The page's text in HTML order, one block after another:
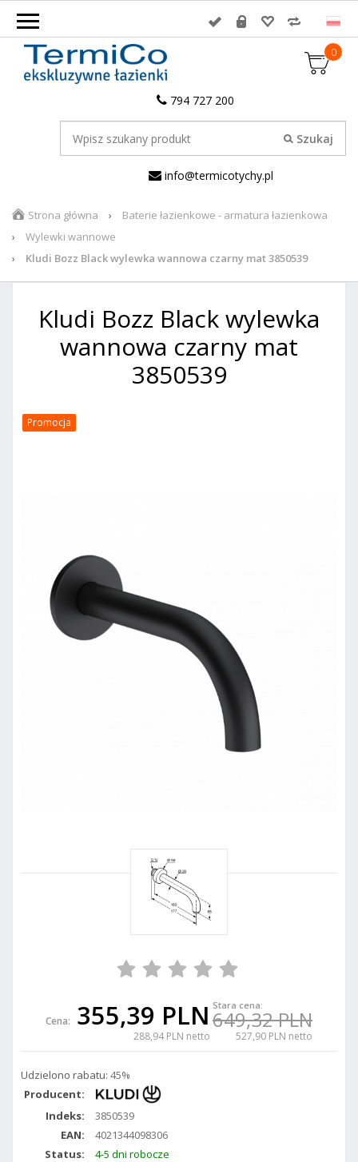
0
794 727 200
info@termicotychy.pl
Strona główna
Baterie łazienkowe - armatura łazienkowa
Wylewki wannowe
Kludi Bozz Black wylewka wannowa czarny mat 3850539
Kludi Bozz Black wylewka
wannowa czarny mat
3850539
Promocja
Cena: 355,39 PLN
288,94 PLN netto
Stara cena:
649,32 PLN
527,90 PLN netto
Udzielono rabatu: 45%
Producent:
Indeks:
3850539
EAN:
4021344098306
Status:
4-5 dni robocze